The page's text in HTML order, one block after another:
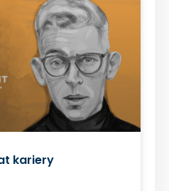
kariery